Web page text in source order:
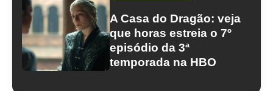
A Casa do Dragão: veja
que horas estreia o 7º
episódio da 3ª
temporada na HBO